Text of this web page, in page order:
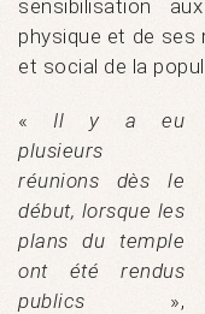
sensibilisation
physique et de ses
et social de la
« Il y a eu
plusieurs
réunions dès le
début, lorsque les
plans du temple
ont été rendus
publics »,